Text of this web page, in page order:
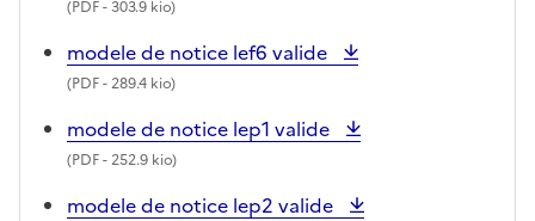
(PDF- 303.9 kio)
modele de notice lef6 valide
(PDF- 289.4 kio)
modele de notice lep1 valide
(PDF- 252.9 kio)
modele de notice lep2 valide